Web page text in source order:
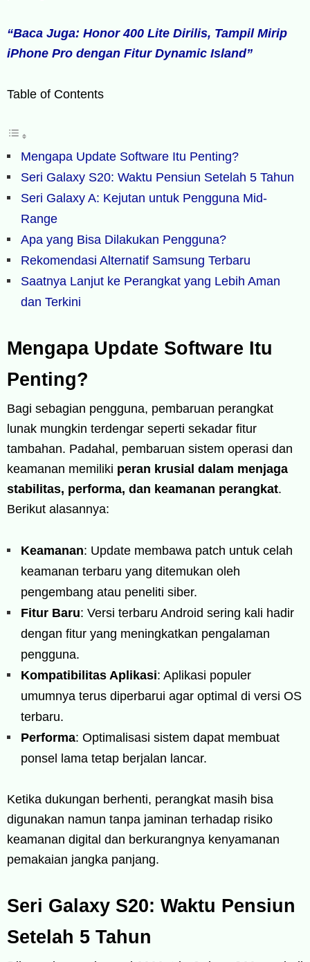
“Baca Juga: Honor 400 Lite Dirilis, Tampil Mirip
iPhone Pro dengan Fitur Dynamic Island”
Table of Contents
Mengapa Update Software Itu Penting?
Seri Galaxy S20: Waktu Pensiun Setelah 5 Tahun
Seri Galaxy A: Kejutan untuk Pengguna Mid-
Range
Apa yang Bisa Dilakukan Pengguna?
Rekomendasi Alternatif Samsung Terbaru
Saatnya Lanjut ke Perangkat yang Lebih Aman
dan Terkini
Mengapa Update Software Itu
Penting?
Bagi sebagian pengguna, pembaruan perangkat
lunak mungkin terdengar seperti sekadar fitur
tambahan. Padahal, pembaruan sistem operasi dan
keamanan memiliki peran krusial dalam menjaga
stabilitas, performa, dan keamanan perangkat.
Berikut alasannya:
Keamanan: Update membawa patch untuk celah
keamanan terbaru yang ditemukan oleh
pengembang atau peneliti siber.
Fitur Baru: Versi terbaru Android sering kali hadir
dengan fitur yang meningkatkan pengalaman
pengguna.
Kompatibilitas Aplikasi: Aplikasi populer
umumnya terus diperbarui agar optimal di versi OS
terbaru.
Performa: Optimalisasi sistem dapat membuat
ponsel lama tetap berjalan lancar.
Ketika dukungan berhenti, perangkat masih bisa
digunakan namun tanpa jaminan terhadap risiko
keamanan digital dan berkurangnya kenyamanan
pemakaian jangka panjang.
Seri Galaxy S20: Waktu Pensiun
Setelah 5 Tahun